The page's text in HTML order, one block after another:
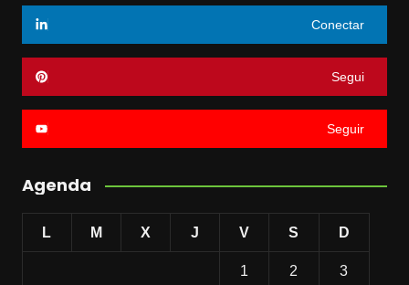
Conectar
Segui
Seguir
Agenda
L M X J V S D
1 2 3